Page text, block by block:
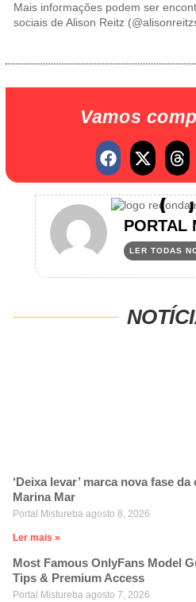
Mais informações podem ser
sociais de Alison Reitz
Vamos
PORTAL
LER TODAS
‘Deixa levar’ marca nova fase
Marina Mar
Portal Mistureba agosto 8, 2026
Ler mais »
Most Famous OnlyFans Model
Tips & Premium Access
Portal Mistureba agosto 7, 2026